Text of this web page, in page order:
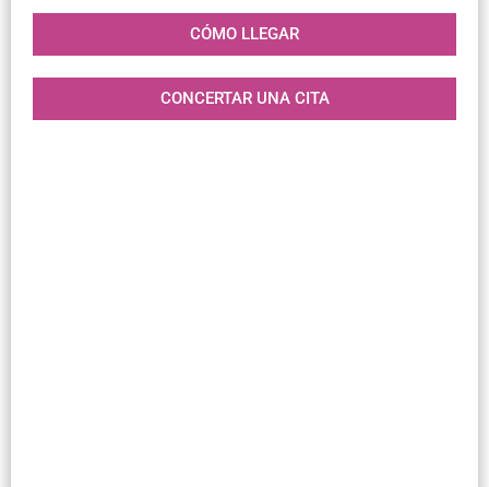
CÓMO LLEGAR
CONCERTAR UNA CITA